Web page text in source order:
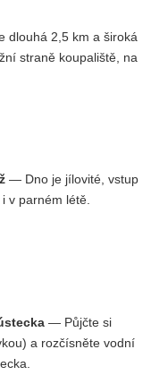
dlouhá 2,5 km a široká
straně koupaliště, na
— Dno je jílovité, vstup
v parném létě.
— Půjčte si
a rozčísněte vodní